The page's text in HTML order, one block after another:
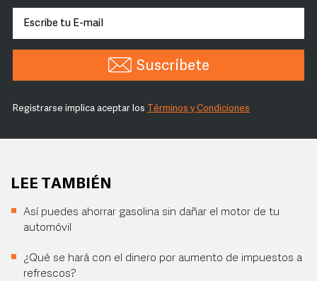
Suscríbete
Registrarse implica aceptar los Términos y Condiciones
LEE TAMBIÉN
Así puedes ahorrar gasolina sin dañar el motor de tu
automóvil
¿Qué se hará con el dinero por aumento de impuestos a
refrescos?